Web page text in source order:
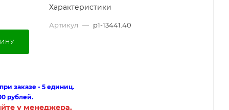
Характеристики
Артикул — p1-13441.40
заказе - 5 единиц.
рублей.
у менеджера.